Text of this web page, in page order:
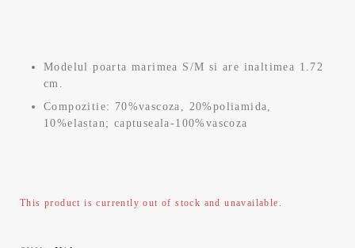
Modelul poarta marimea S/M si are inaltimea 1.72
cm.
Compozitie: 70%vascoza, 20%poliamida,
10%elastan; captuseala-100%vascoza
This product is currently out of stock and unavailable.